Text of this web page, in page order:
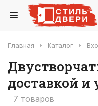
Главная Каталог
доставкой и
7 товаров